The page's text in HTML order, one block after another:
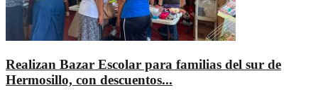
Realizan Bazar Escolar para familias del sur de
Hermosillo, con descuentos...